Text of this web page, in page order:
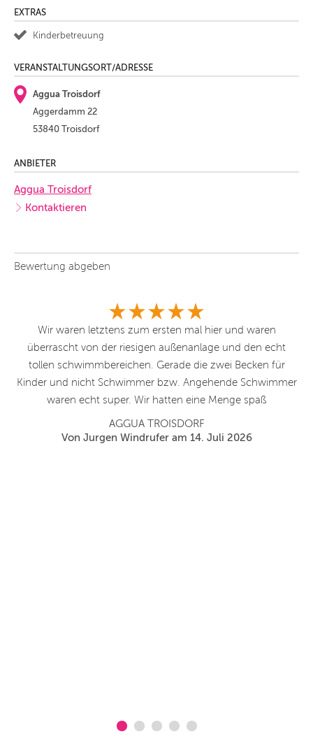
EXTRAS
Kinderbetreuung
VERANSTALTUNGSORT/ADRESSE
Aggua Troisdorf
Aggerdamm 22
53840 Troisdorf
ANBIETER
Aggua Troisdorf
Kontaktieren
Bewertung abgeben
Wir waren letztens zum ersten mal hier und waren
überrascht von der riesigen außenanlage und den echt
tollen schwimmbereichen. Gerade die zwei Becken für
Kinder und nicht Schwimmer bzw. Angehende Schwimmer
waren echt super. Wir hatten eine Menge spaß
AGGUA TROISDORF
Von Jurgen Windrufer am 14. Juli 2026